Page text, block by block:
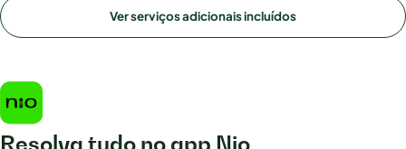
Ver serviços adicionais incluídos
Resolva tudo no app Nio